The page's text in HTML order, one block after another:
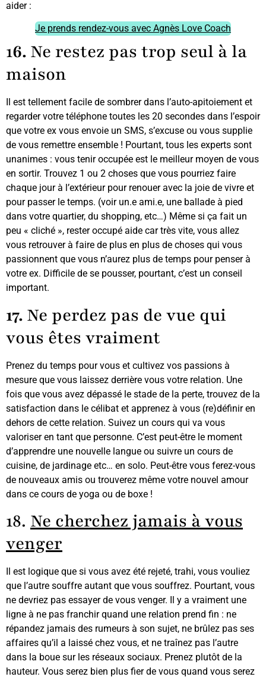
aider :
Je prends rendez-vous avec Agnès Love Coach
16. Ne restez pas trop seul à la
maison
Il est tellement facile de sombrer dans l’auto-apitoiement et
regarder votre téléphone toutes les 20 secondes dans l’espoir
que votre ex vous envoie un SMS, s’excuse ou vous supplie
de vous remettre ensemble ! Pourtant, tous les experts sont
unanimes : vous tenir occupée est le meilleur moyen de vous
en sortir. Trouvez 1 ou 2 choses que vous pourriez faire
chaque jour à l’extérieur pour renouer avec la joie de vivre et
pour passer le temps. (voir un.e ami.e, une ballade à pied
dans votre quartier, du shopping, etc…) Même si ça fait un
peu « cliché », rester occupé aide car très vite, vous allez
vous retrouver à faire de plus en plus de choses qui vous
passionnent que vous n’aurez plus de temps pour penser à
votre ex. Difficile de se pousser, pourtant, c’est un conseil
important.
17. Ne perdez pas de vue qui
vous êtes vraiment
Prenez du temps pour vous et cultivez vos passions à
mesure que vous laissez derrière vous votre relation. Une
fois que vous avez dépassé le stade de la perte, trouvez de la
satisfaction dans le célibat et apprenez à vous (re)définir en
dehors de cette relation. Suivez un cours qui va vous
valoriser en tant que personne. C’est peut-être le moment
d’apprendre une nouvelle langue ou suivre un cours de
cuisine, de jardinage etc… en solo. Peut-être vous ferez-vous
de nouveaux amis ou trouverez même votre nouvel amour
dans ce cours de yoga ou de boxe !
18. Ne cherchez jamais à vous
venger
Il est logique que si vous avez été rejeté, trahi, vous vouliez
que l’autre souffre autant que vous souffrez. Pourtant, vous
ne devriez pas essayer de vous venger. Il y a vraiment une
ligne à ne pas franchir quand une relation prend fin : ne
répandez jamais des rumeurs à son sujet, ne brûlez pas ses
affaires qu’il a laissé chez vous, et ne traînez pas l’autre
dans la boue sur les réseaux sociaux. Prenez plutôt de la
hauteur. Vous serez bien plus fier de vous quand vous serez